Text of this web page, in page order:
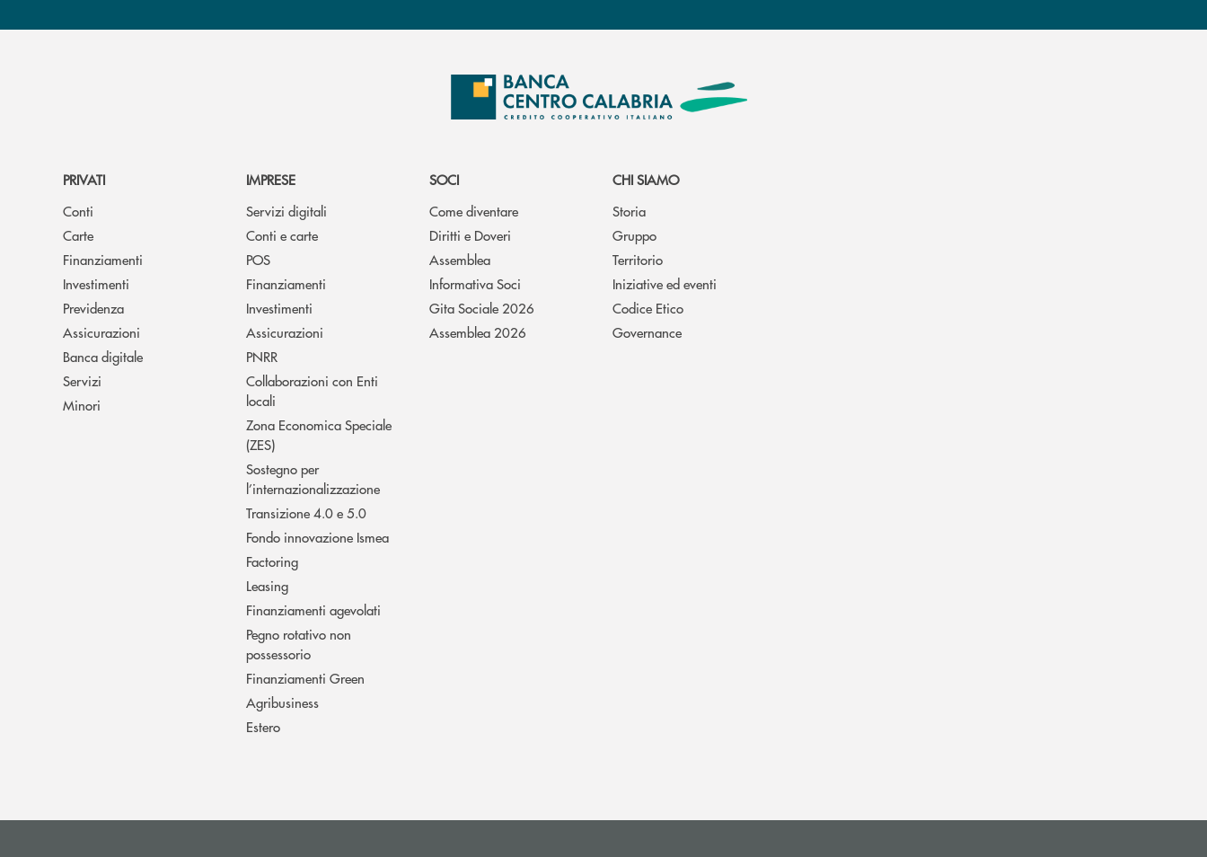
PRIVATI
Conti
Carte
Finanziamenti
Investimenti
Previdenza
Assicurazioni
Banca digitale
Servizi
Minori
IMPRESE
Servizi digitali
Conti e carte
POS
Finanziamenti
Investimenti
Assicurazioni
PNRR
Collaborazioni con Enti
locali
Zona Economica Speciale
(ZES)
Sostegno per
l’internazionalizzazione
Transizione 4.0 e 5.0
Fondo innovazione Ismea
Factoring
Leasing
Finanziamenti agevolati
Pegno rotativo non
possessorio
Finanziamenti Green
Agribusiness
Estero
SOCI
Come diventare
Diritti e Doveri
Assemblea
Informativa Soci
Gita Sociale 2026
Assemblea 2026
CHI SIAMO
Storia
Gruppo
Territorio
Iniziative ed eventi
Codice Etico
Governance